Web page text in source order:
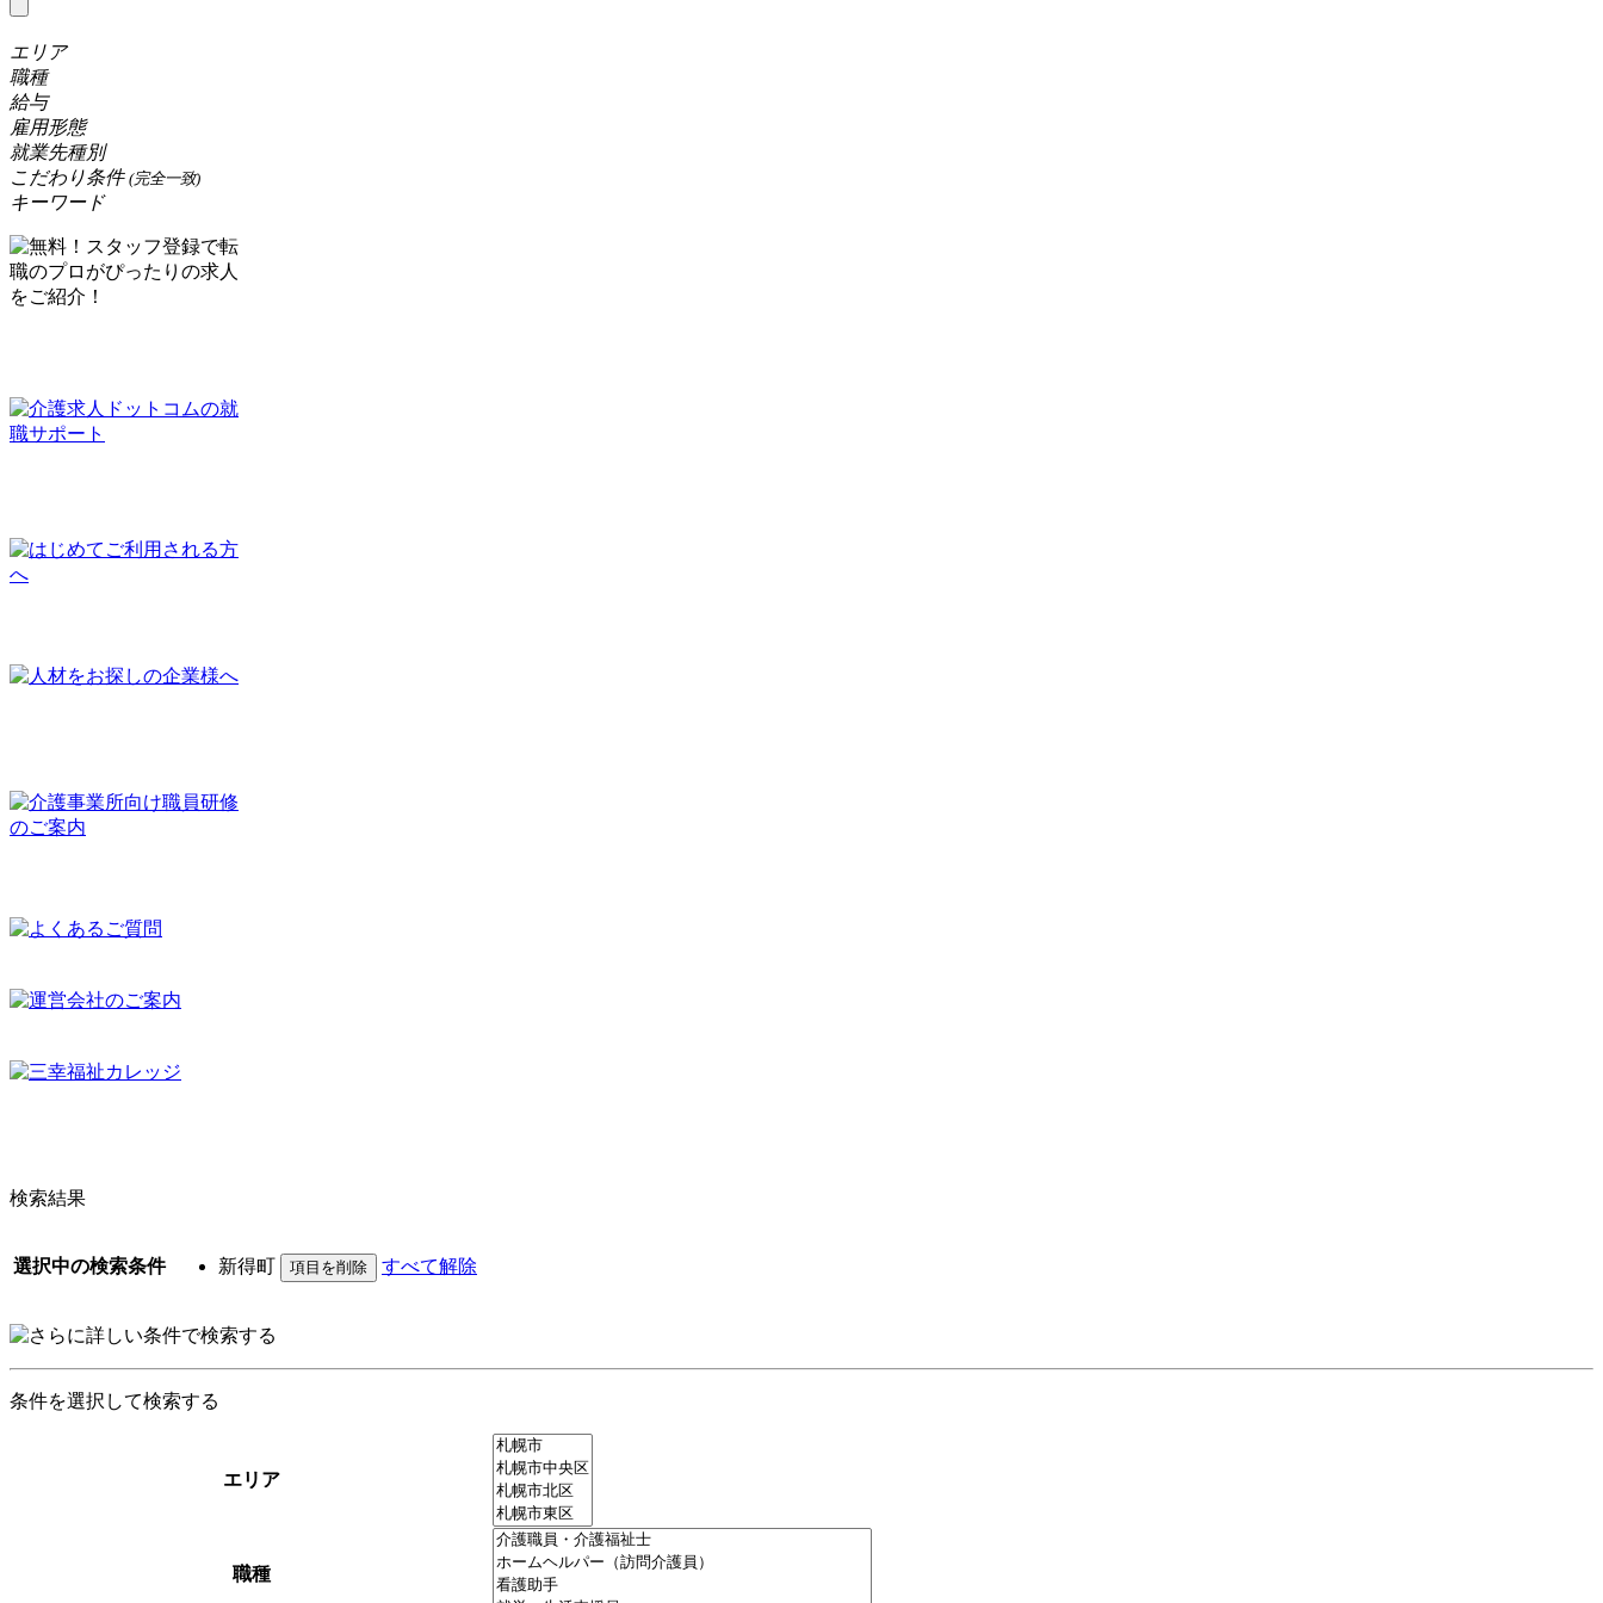
エリア
職種
給与
雇用形態
就業先種別
こだわり条件 (完全一致)
キーワード
検索結果
選択中の検索条件 新得町 すべて解除
条件を選択して検索する
エリア
職種